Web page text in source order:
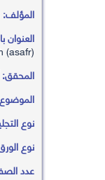
المؤلف:
العنوان
(asafr)
المحقق:
نوع
نوع
عدد